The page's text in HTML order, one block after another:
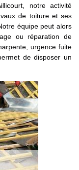
notre activité
de toiture et ses
équipe peut alors
ou réparation de
urgence fuite
de disposer un